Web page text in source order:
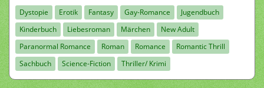
Dystopie Erotik Fantasy Gay-Romance
Jugendbuch
Kinderbuch
Liebesroman Märchen
New Adult
Paranormal Romance
Roman Romance
Romantic Thrill
Sachbuch
Science-Fiction Thriller/ Krimi